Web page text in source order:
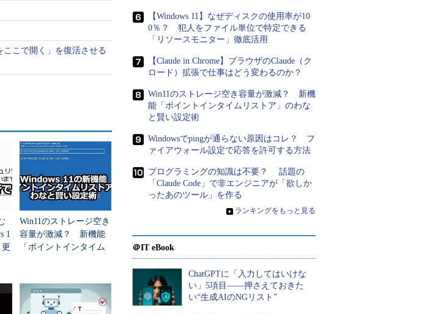
てから、November
Update（バージョン
は、4回目の機能更新プロ
更新プログラムは約6カ
または［組織のアカウ
レスなどを入力する
録する］［組織のアカ
インしているMicrosoft
Insider Program
ここで開く」を復活させる
1
Win11のストレージ空き
容量が激減？ 新機能
「ポイントインタイム
【Windows 11】なぜディスクの使用率が10
0％？ 犯人をファイル単位で特定できる
「リソースモニター」徹底活用
【Claude in Chrome】ブラウザのClaude（ク
ロード）拡張で仕事はどう変わるのか？
Win11のストレージ空き容量が激減？ 新機
能「ポイントインタイムリストア」のわな
と賢い設定術
Windowsでpingが通らない原因はコレ？ フ
ァイアウォール設定で応答を許可する方法
プログラミングの知識は不要？ 話題の
「Claude Code」で非エンジニアが「欲しか
ったあのツール」を作る
» ランキングをもっと見る
＠IT eBook
ChatGPTに「入力してはいけな
い」5項目――押さえておきた
い“生成AIのNGリスト”